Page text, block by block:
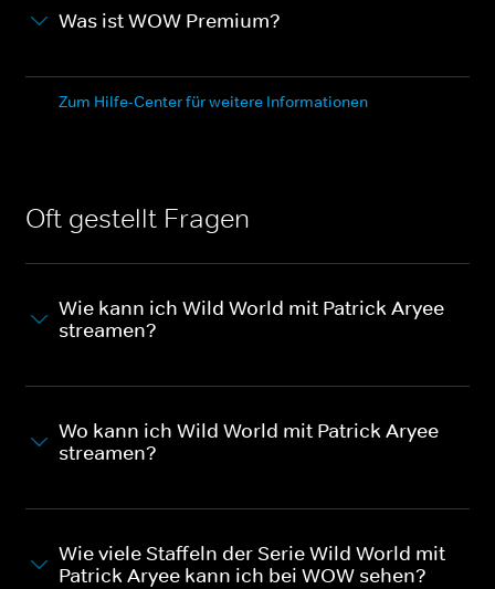
Was ist WOW Premium?
Zum Hilfe-Center für weitere Informationen
Oft gestellt Fragen
Wie kann ich Wild World mit Patrick Aryee
streamen?
Wo kann ich Wild World mit Patrick Aryee
streamen?
Wie viele Staffeln der Serie Wild World mit
Patrick Aryee kann ich bei WOW sehen?